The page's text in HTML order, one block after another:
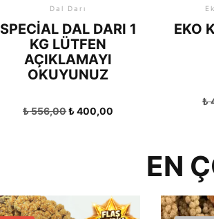
Dal Darı
SPECIAL DAL DARI 1
KG LÜTFEN
AÇIKLAMAYI
OKUYUNUZ
₺556,00₺400,00
EKO
₺
EN